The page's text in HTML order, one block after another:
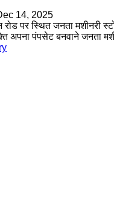
14, 2025
पर स्थित जनता मशीनरी
अपना पंपसेट बनवाने जनता